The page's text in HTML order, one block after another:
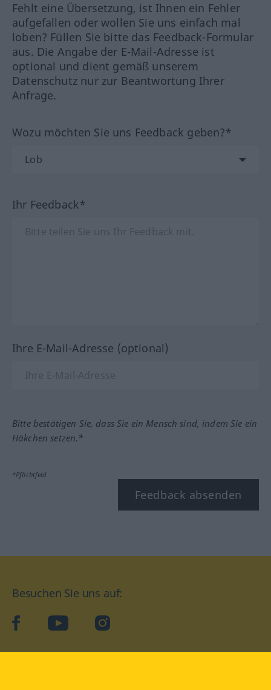
Fehlt eine Übersetzung, ist Ihnen ein Fehler
aufgefallen oder wollen Sie uns einfach mal
loben? Füllen Sie bitte das Feedback-Formular
aus. Die Angabe der E-Mail-Adresse ist
optional und dient gemäß unserem
Datenschutz nur zur Beantwortung Ihrer
Anfrage.
Wozu möchten Sie uns Feedback geben?*
Ihr Feedback*
Ihre E-Mail-Adresse (optional)
Bitte bestätigen Sie, dass Sie ein Mensch sind, indem Sie ein
Häkchen setzen.*
*Pflichtfeld
Feedback absenden
Besuchen Sie uns auf:
facebookYouTube Instagram